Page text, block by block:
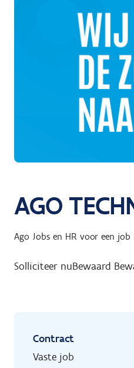
AGO
Ago Jobs en HR voor een job
Solliciteer nuBewaard
Contract
Vaste job